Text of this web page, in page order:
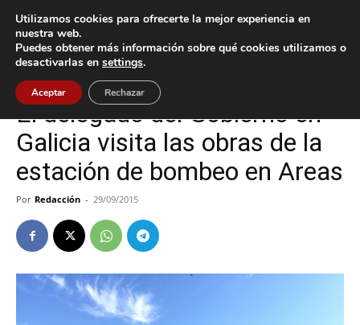
Inicio Tui
Tui
El delegado del Gobierno en
Galicia visita las obras de la
estación de bombeo en Areas
Por Redacción - 29/09/2015
Utilizamos cookies para ofrecerte la mejor experiencia en
nuestra web.
Puedes obtener más información sobre qué cookies utilizamos o
desactivarlas en settings.
Aceptar Rechazar